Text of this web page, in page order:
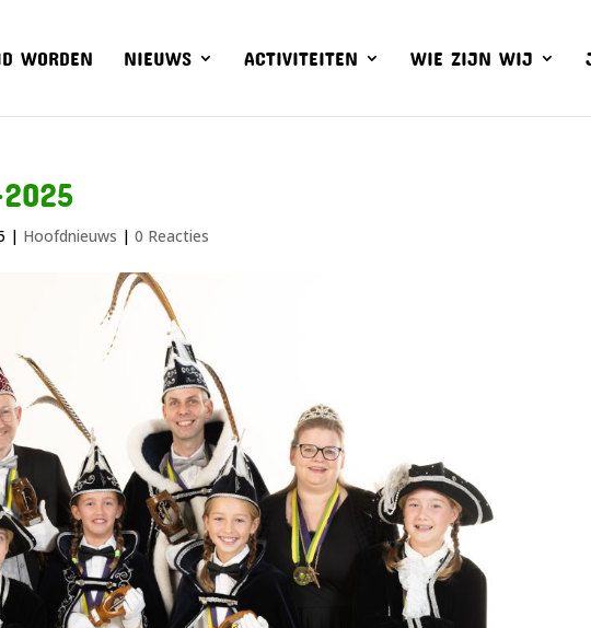
WORDEN NIEUWS ACTIVITEITEN WIE ZIJN WIJ
| Hoofdnieuws |0 Reacties